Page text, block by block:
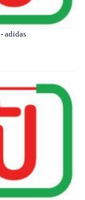
รองเท้าผ้าใบ - adidas